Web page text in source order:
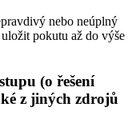
nebo neúplný
pokutu až do výše
(o řešení
z jiných zdrojů